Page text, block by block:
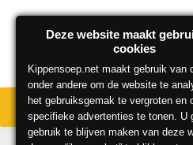
Home Onze
Deze website maakt
cookies
Kippensoep.net maakt gebruik van
onder andere om de website te
het gebruiksgemak te vergroten en
specifieke advertenties te tonen. U
gebruik te blijven maken van deze